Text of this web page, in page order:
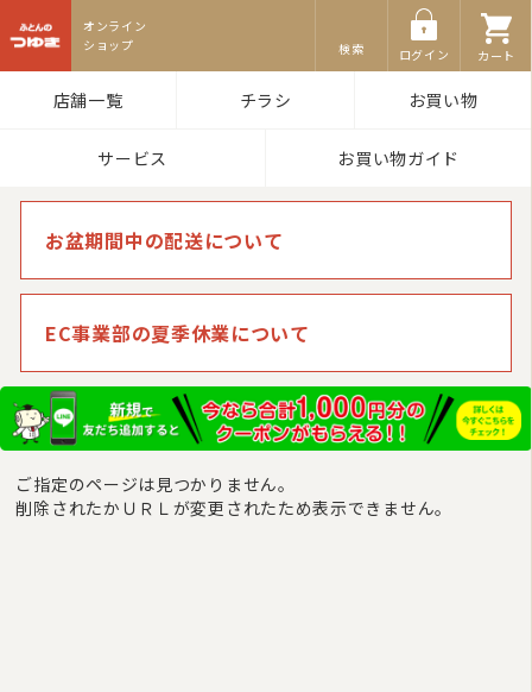
検索 ログイン カート
店舗一覧 チラシ お買い物
サービス お買い物ガイド
お盆期間中の配送について
EC事業部の夏季休業について
ご指定のページは見つかりません。
削除されたかＵＲＬが変更されたため表示できません。